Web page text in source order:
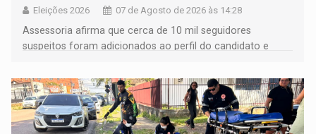
Eleições 2026 07 de Agosto de 2026 às 14:28
Assessoria afirma que cerca de 10 mil seguidores
suspeitos foram adicionados ao perfil do candidato e
remover as contas